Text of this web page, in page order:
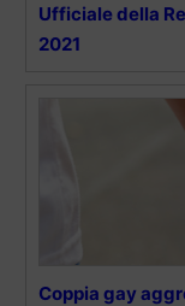
Ufficiale della
2021
Coppia gay